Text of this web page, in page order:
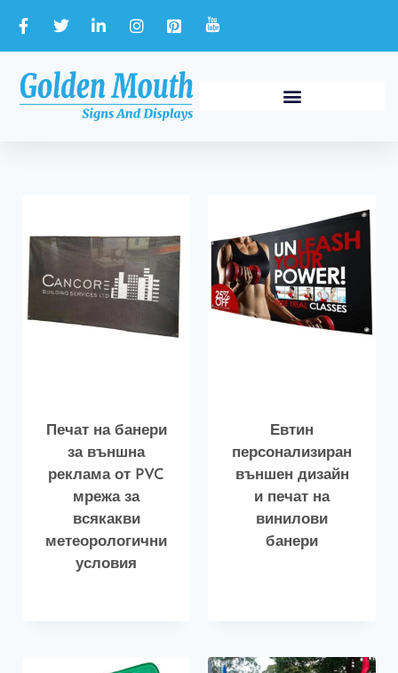
Печат на банери
за външна
реклама от PVC
мрежа за
всякакви
метеорологични
условия
Евтин
персонализиран
външен дизайн
и печат на
винилови
банери